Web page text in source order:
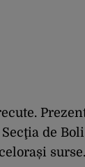
de
surse.